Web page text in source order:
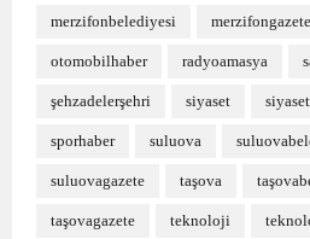
merzifonbelediyesi merzifongazete
otomobilhaber radyoamasya
şehzadelerşehri siyaset
sporhaber suluova
suluovagazete taşova
taşovagazete teknoloji